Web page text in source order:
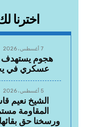
اخترنا
7 أغسطس، 2026
هجوم يستهدف
عسكري في
5 أغسطس، 2026
الشيخ نعيم
المقاومة
ورسخنا حق